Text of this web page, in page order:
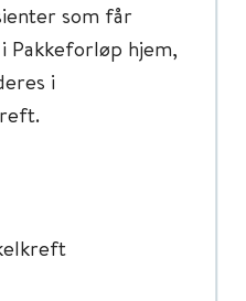
som får
Pakkeforløp hjem,
i